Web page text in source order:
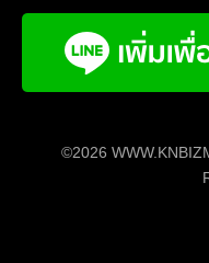
©2026